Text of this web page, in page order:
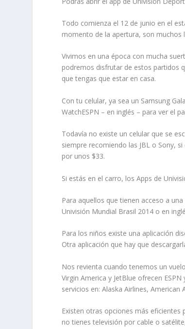
Todo comienza el 12 de junio en el
momento de la apertura, son muchos
Vivimos en una época con mucha
podremos disfrutar de estos partidos
que tengas que estar en casa.
Con tu celular, ya sea un Samsung
WatchESPN – en inglés – para ver el
Todavía no existe un celular que se
siempre recomiendo las JBL o Sony,
por unos $33.
Si estás en el carro, los Apps de
Para aquellos que tienen acceso a
Univisión Mundial Brasil 2014 o en
Para los niños existe una aplicación
Otra aplicación que hay que
Nos revienta cuando tenemos un
Virgin America y JetBlue ofrecen
servicios en: Alaska Airlines, American
Existen otras opciones más eficientes
no tienes televisión por cable o